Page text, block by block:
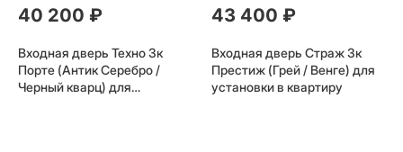
40 200 ₽
Входная дверь Техно 3к
Порте (Антик Серебро /
Черный кварц) для
43 400 ₽
Входная дверь Страж 3к
Престиж (Грей / Венге) для
установки в квартиру